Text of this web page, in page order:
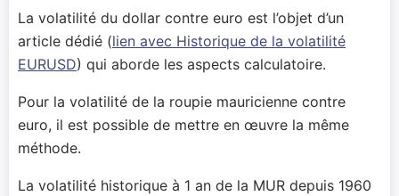
La volatilité du dollar contre euro est l’objet d’un
article dédié (lien avec Historique de la volatilité
EURUSD) qui aborde les aspects calculatoire.
Pour la volatilité de la roupie mauricienne contre
euro, il est possible de mettre en œuvre la même
méthode.
La volatilité historique à 1 an de la MUR depuis 1960